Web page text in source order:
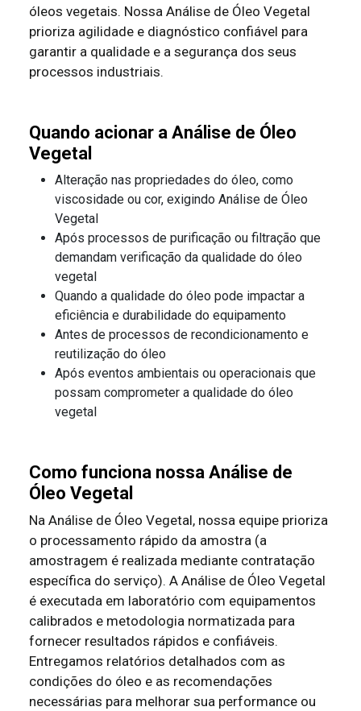
óleos vegetais. Nossa Análise de Óleo Vegetal
prioriza agilidade e diagnóstico confiável para
garantir a qualidade e a segurança dos seus
processos industriais.
Quando acionar a Análise de Óleo
Vegetal
Alteração nas propriedades do óleo, como
viscosidade ou cor, exigindo Análise de Óleo
Vegetal
Após processos de purificação ou filtração que
demandam verificação da qualidade do óleo
vegetal
Quando a qualidade do óleo pode impactar a
eficiência e durabilidade do equipamento
Antes de processos de recondicionamento e
reutilização do óleo
Após eventos ambientais ou operacionais que
possam comprometer a qualidade do óleo
vegetal
Como funciona nossa Análise de
Óleo Vegetal
Na Análise de Óleo Vegetal, nossa equipe prioriza
o processamento rápido da amostra (a
amostragem é realizada mediante contratação
específica do serviço). A Análise de Óleo Vegetal
é executada em laboratório com equipamentos
calibrados e metodologia normatizada para
fornecer resultados rápidos e confiáveis.
Entregamos relatórios detalhados com as
condições do óleo e as recomendações
necessárias para melhorar sua performance ou